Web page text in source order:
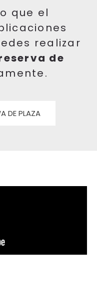
que el
realizar
de
DE PLAZA